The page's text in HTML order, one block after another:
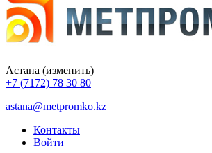
Астана (изменить)
+7 (7172) 78 30 80
astana@metpromko.kz
Контакты
Войти